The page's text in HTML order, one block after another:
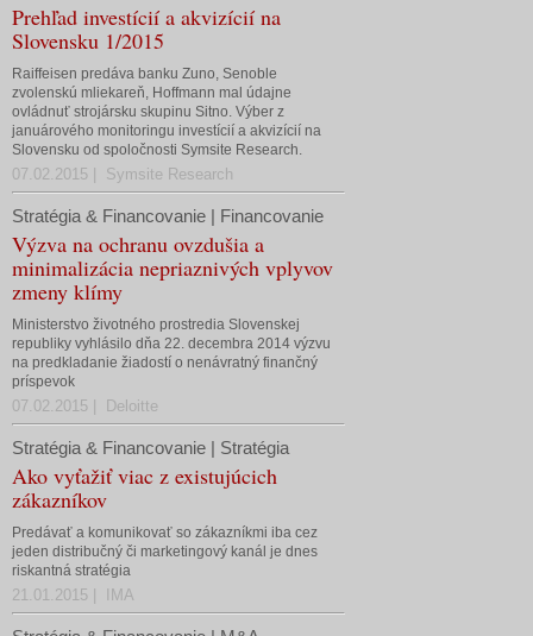
Prehľad investícií a akvizícií na
Slovensku 1/2015
Raiffeisen predáva banku Zuno, Senoble
zvolenskú mliekareň, Hoffmann mal údajne
ovládnuť strojársku skupinu Sitno. Výber z
januárového monitoringu investícií a akvizícií na
Slovensku od spoločnosti Symsite Research.
07.02.2015 | Symsite Research
Stratégia & Financovanie | Financovanie
Výzva na ochranu ovzdušia a
minimalizácia nepriaznivých vplyvov
zmeny klímy
Ministerstvo životného prostredia Slovenskej
republiky vyhlásilo dňa 22. decembra 2014 výzvu
na predkladanie žiadostí o nenávratný finančný
príspevok
07.02.2015 | Deloitte
Stratégia & Financovanie | Stratégia
Ako vyťažiť viac z existujúcich
zákazníkov
Predávať a komunikovať so zákazníkmi iba cez
jeden distribučný či marketingový kanál je dnes
riskantná stratégia
21.01.2015 | IMA